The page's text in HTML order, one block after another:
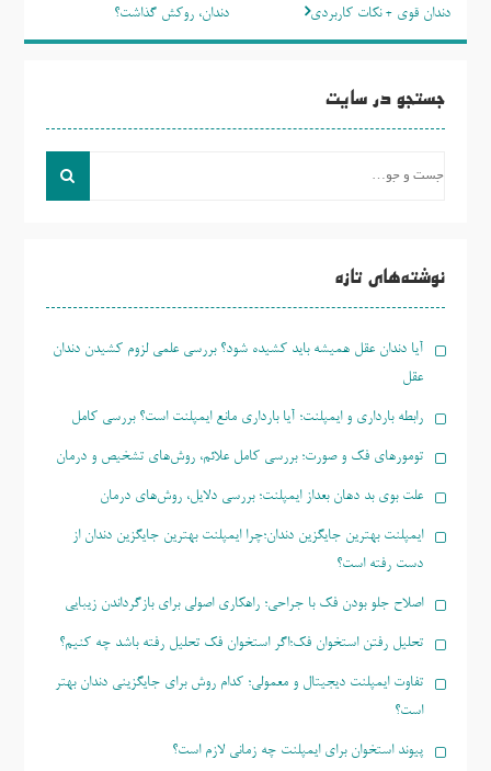
نوشته
دندان، روکش گذاشت؟
دندان قوی + نکات کاربردی
جستجو در سایت
نوشته‌های تازه
آیا دندان عقل همیشه باید کشیده شود؟ بررسی علمی لزوم کشیدن دندان
عقل
رابطه بارداری و ایمپلنت؛ آیا بارداری مانع ایمپلنت است؟ بررسی کامل
تومورهای فک و صورت؛ بررسی کامل علائم، روش‌های تشخیص و درمان
علت بوی بد دهان بعداز ایمپلنت؛ بررسی دلایل، روش‌های درمان
ایمپلنت بهترین جایگزین دندان؛چرا ایمپلنت بهترین جایگزین دندان از
دست رفته است؟
اصلاح جلو بودن فک با جراحی؛ راهکاری اصولی برای بازگرداندن زیبایی
تحلیل رفتن استخوان فک؛اگر استخوان فک تحلیل رفته باشد چه کنیم؟
تفاوت ایمپلنت دیجیتال و معمولی؛ کدام روش برای جایگزینی دندان بهتر
است؟
پیوند استخوان برای ایمپلنت چه زمانی لازم است؟